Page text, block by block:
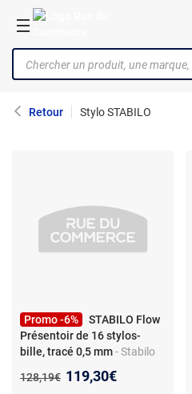
Retour Stylo STABILO
Promo -6%
STABILO Flow
Présentoir de 16 stylos-
bille, tracé 0,5 mm- Stabilo
Couleurs assorties
Ancien prix :
128,19€ Nouveau prix :
119,30€